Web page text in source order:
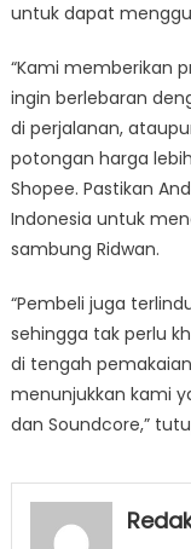
untuk dapat
“Kami memberikan
ingin berlebaran
di perjalanan,
potongan harga
Shopee. Pastikan
Indonesia untuk
sambung Ridwan.
“Pembeli juga
sehingga tak perlu
di tengah
menunjukkan kami
dan Soundcore,”